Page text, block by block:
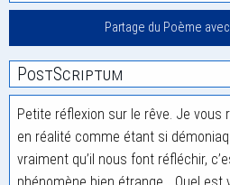
Partage du Poème
PostScriptum
Petite réflexion sur le rêve. Je vous
en réalité comme étant si
vraiment qu’il nous font réfléchir,